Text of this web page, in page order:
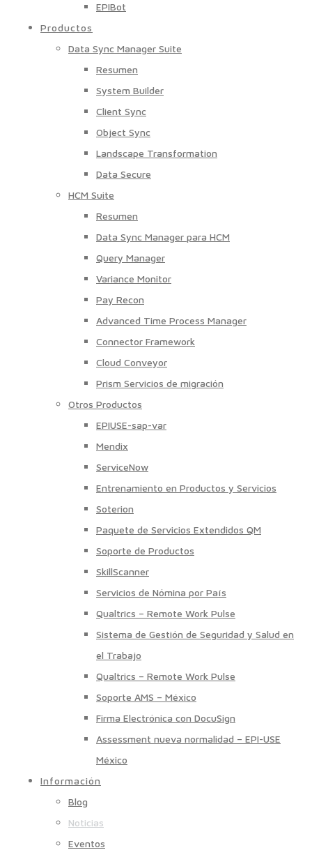
EPIBot
Productos
Data Sync Manager Suite
Resumen
System Builder
Client Sync
Object Sync
Landscape Transformation
Data Secure
HCM Suite
Resumen
Data Sync Manager para HCM
Query Manager
Variance Monitor
Pay Recon
Advanced Time Process Manager
Connector Framework
Cloud Conveyor
Prism Servicios de migración
Otros Productos
EPIUSE-sap-var
Mendix
ServiceNow
Entrenamiento en Productos y Servicios
Soterion
Paquete de Servicios Extendidos QM
Soporte de Productos
SkillScanner
Servicios de Nómina por País
Qualtrics – Remote Work Pulse
Sistema de Gestión de Seguridad y Salud en
el Trabajo
Qualtrics – Remote Work Pulse
Soporte AMS – México
Firma Electrónica con DocuSign
Assessment nueva normalidad – EPI-USE
México
Información
Blog
Noticias
Eventos